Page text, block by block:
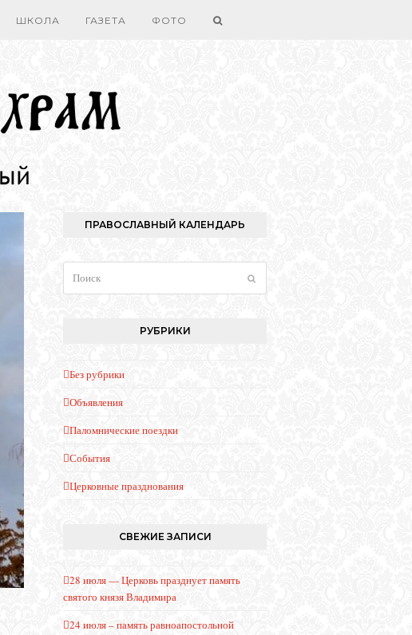
ШКОЛА ГАЗЕТА ФОТО
ПРАВОСЛАВНЫЙ КАЛЕНДАРЬ
РУБРИКИ
Без рубрики
Объявления
Паломнические поездки
События
Церковные празднования
СВЕЖИЕ ЗАПИСИ
28 июля — Церковь празднует память
святого князя Владимира
24 июля – память равноапостольной